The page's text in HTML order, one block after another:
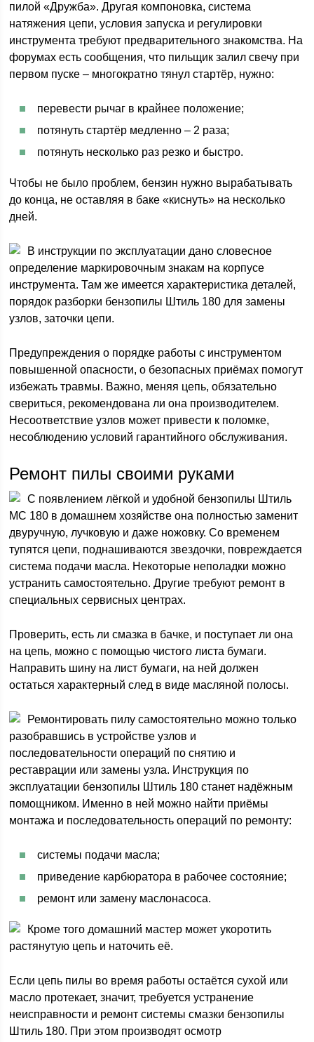
пилой «Дружба». Другая компоновка, система
натяжения цепи, условия запуска и регулировки
инструмента требуют предварительного знакомства. На
форумах есть сообщения, что пильщик залил свечу при
первом пуске – многократно тянул стартёр, нужно:
перевести рычаг в крайнее положение;
потянуть стартёр медленно – 2 раза;
потянуть несколько раз резко и быстро.
Чтобы не было проблем, бензин нужно вырабатывать
до конца, не оставляя в баке «киснуть» на несколько
дней.
В инструкции по эксплуатации дано словесное
определение маркировочным знакам на корпусе
инструмента. Там же имеется характеристика деталей,
порядок разборки бензопилы Штиль 180 для замены
узлов, заточки цепи.
Предупреждения о порядке работы с инструментом
повышенной опасности, о безопасных приёмах помогут
избежать травмы. Важно, меняя цепь, обязательно
свериться, рекомендована ли она производителем.
Несоответствие узлов может привести к поломке,
несоблюдению условий гарантийного обслуживания.
Ремонт пилы своими руками
С появлением лёгкой и удобной бензопилы Штиль
МС 180 в домашнем хозяйстве она полностью заменит
двуручную, лучковую и даже ножовку. Со временем
тупятся цепи, поднашиваются звездочки, повреждается
система подачи масла. Некоторые неполадки можно
устранить самостоятельно. Другие требуют ремонт в
специальных сервисных центрах.
Проверить, есть ли смазка в бачке, и поступает ли она
на цепь, можно с помощью чистого листа бумаги.
Направить шину на лист бумаги, на ней должен
остаться характерный след в виде масляной полосы.
Ремонтировать пилу самостоятельно можно только
разобравшись в устройстве узлов и
последовательности операций по снятию и
реставрации или замены узла. Инструкция по
эксплуатации бензопилы Штиль 180 станет надёжным
помощником. Именно в ней можно найти приёмы
монтажа и последовательность операций по ремонту:
системы подачи масла;
приведение карбюратора в рабочее состояние;
ремонт или замену маслонасоса.
Кроме того домашний мастер может укоротить
растянутую цепь и наточить её.
Если цепь пилы во время работы остаётся сухой или
масло протекает, значит, требуется устранение
неисправности и ремонт системы смазки бензопилы
Штиль 180. При этом производят осмотр